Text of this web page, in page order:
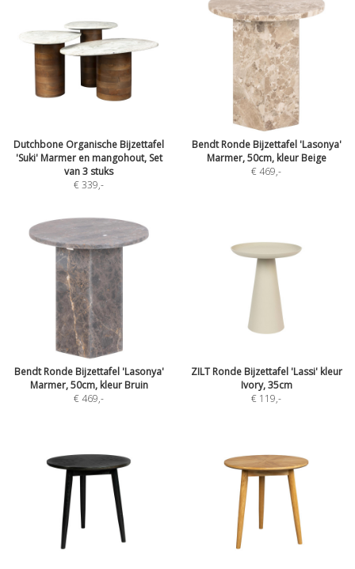
Dutchbone Organische Bijzettafel
'Suki' Marmer en mangohout, Set
van 3 stuks
€ 339,-
Bendt Ronde Bijzettafel 'Lasonya'
Marmer, 50cm, kleur Beige
€ 469,-
Bendt Ronde Bijzettafel 'Lasonya'
Marmer, 50cm, kleur Bruin
€ 469,-
ZILT Ronde Bijzettafel 'Lassi' kleur
Ivory, 35cm
€ 119,-